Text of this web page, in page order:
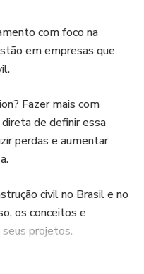
curso, com Eduardo
Sergio Kemmer e
com foco na
em empresas que
Fazer mais com
de definir essa
perdas e aumentar
civil no Brasil e no
os conceitos e
projetos.
produtividade,